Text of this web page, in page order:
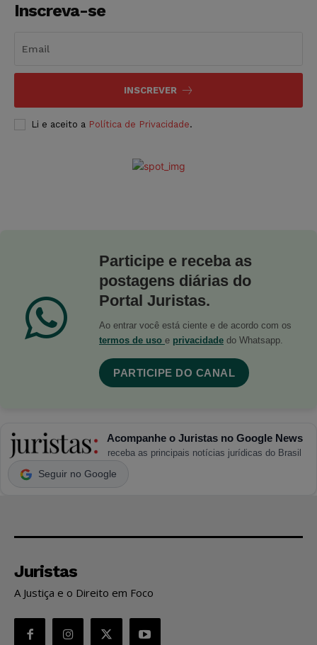
Inscreva-se
INSCREVER
Li e aceito a Política de Privacidade.
Participe e receba as
postagens diárias do
Portal Juristas.
Ao entrar você está ciente e de acordo com os
termos de uso e privacidade do Whatsapp.
PARTICIPE DO CANAL
Acompanhe o Juristas no Google News
receba as principais notícias jurídicas do Brasil
Seguir no Google
Juristas
A Justiça e o Direito em Foco